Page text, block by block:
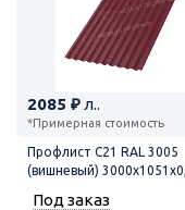
2085 ₽ л..
*Примерная стоимость
Профлист С21 RAL 3005
(вишневый)
Под заказ